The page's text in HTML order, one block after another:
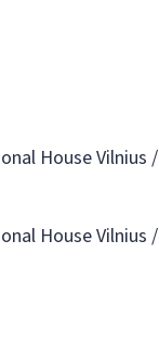
House Vilnius /
House Vilnius /